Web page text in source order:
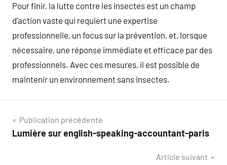
Pour finir, la lutte contre les insectes est un champ
d’action vaste qui requiert une expertise
professionnelle, un focus sur la prévention, et, lorsque
nécessaire, une réponse immédiate et efficace par des
professionnels. Avec ces mesures, il est possible de
maintenir un environnement sans insectes.
Navigation
de
Publication précédente
Lumière sur english-speaking-accountant-paris
Article suivant